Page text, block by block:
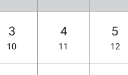
3
10
4
11
5
12